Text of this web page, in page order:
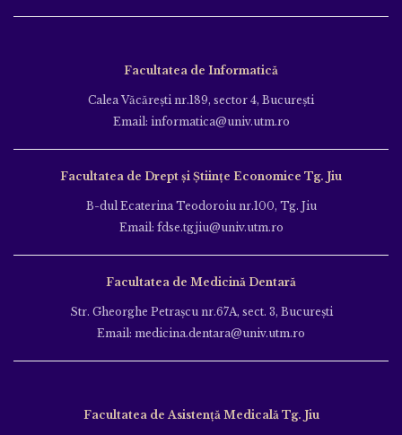
Facultatea de Informatică
Calea Văcăreşti nr.189, sector 4, Bucureşti
Email: informatica@univ.utm.ro
Facultatea de Drept și Științe Economice Tg. Jiu
B-dul Ecaterina Teodoroiu nr.100, Tg. Jiu
Email: fdse.tgjiu@univ.utm.ro
Facultatea de Medicină Dentară
Str. Gheorghe Petraşcu nr.67A, sect. 3, Bucureşti
Email: medicina.dentara@univ.utm.ro
Facultatea de Asistență Medicală Tg. Jiu